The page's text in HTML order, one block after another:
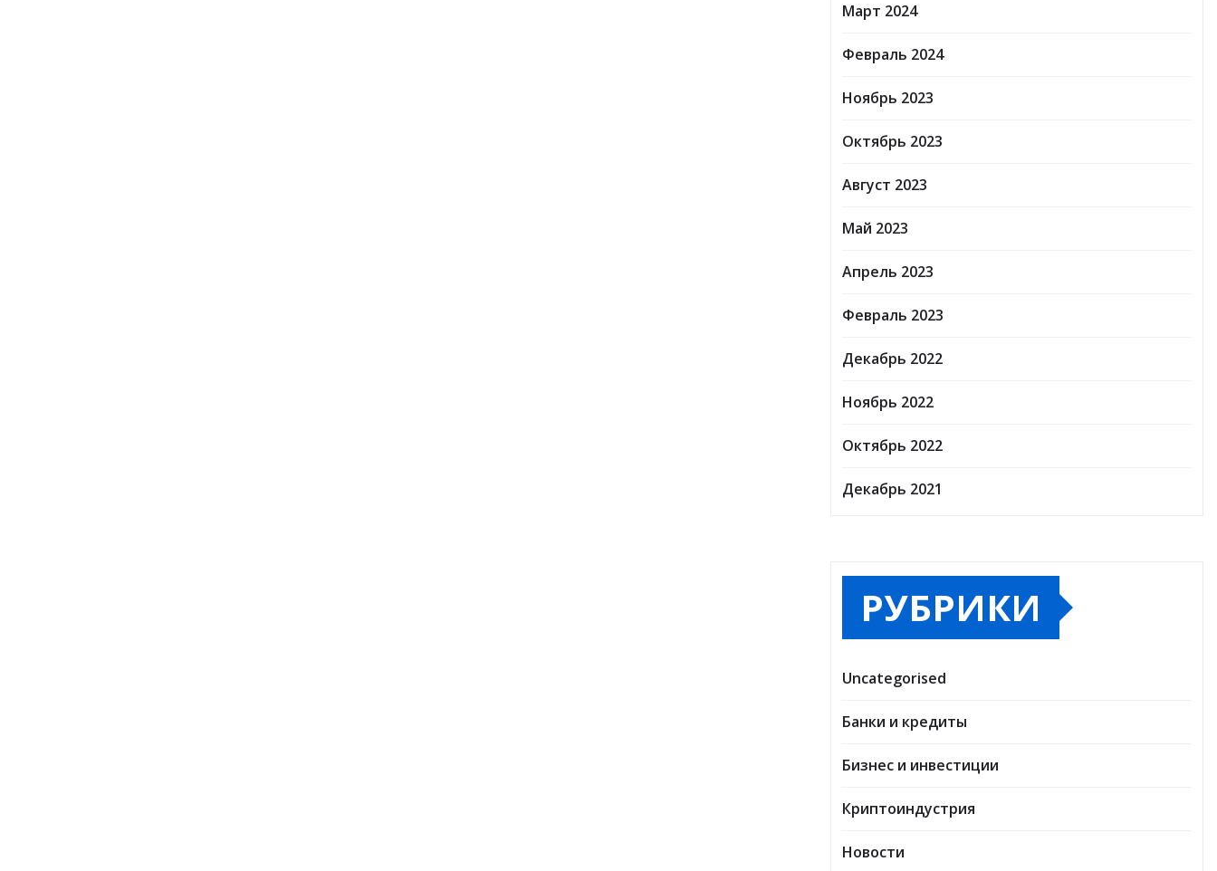
Март 2024
Февраль 2024
Ноябрь 2023
Октябрь 2023
Август 2023
Май 2023
Апрель 2023
Февраль 2023
Декабрь 2022
Ноябрь 2022
Октябрь 2022
Декабрь 2021
РУБРИКИ
Uncategorised
Банки и кредиты
Бизнес и инвестиции
Криптоиндустрия
Новости